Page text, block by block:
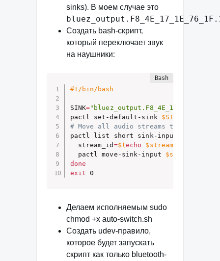
sinks). В моем случае это
Создать bash-скрипт,
который переключает звук
на наушники:
#!/bin/bash
SINK=
pactl set-default-sink $SINK
# Move all audio streams to new sink
pactl list short sink-inputs
  stream_id
=$( echo $stream
  pactl move-sink-input
$stream_id
done
exit 0
Делаем исполняемым sudo
chmod +x auto-switch.sh
Создать udev-правило,
которое будет запускать
скрипт как только bluetooth-